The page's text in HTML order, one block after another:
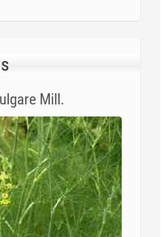
Mill.